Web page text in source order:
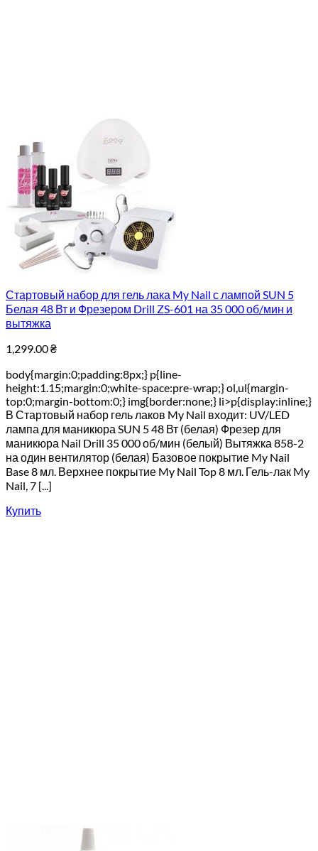
Стартовый набор для гель лака My Nail с лампой SUN 5
Белая 48 Вт и Фрезером Drill ZS-601 на 35 000 об/мин и
вытяжка
1,299.00₴
body{margin:0;padding:8px;} p{line-
height:1.15;margin:0;white-space:pre-wrap;} ol,ul{margin-
top:0;margin-bottom:0;} img{border:none;} li>p{display:inline;}
В Стартовый набор гель лаков My Nail входит: UV/LED
лампа для маникюра SUN 5 48 Вт (белая) Фрезер для
маникюра Nail Drill 35 000 об/мин (белый) Вытяжка 858-2
на один вентилятор (белая) Базовое покрытие My Nail
Base 8 мл. Верхнее покрытие My Nail Top 8 мл. Гель-лак My
Nail, 7 [...]
Купить